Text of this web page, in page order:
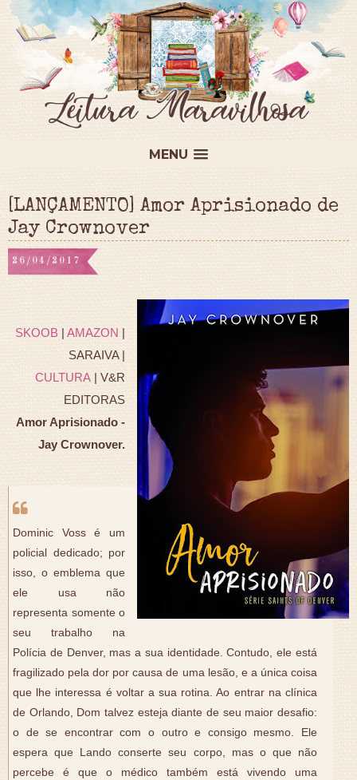
MENU
[LANÇAMENTO] Amor Aprisionado de
Jay Crownover
26/04/2017
SKOOB|AMAZON |
SARAIVA |
CULTURA| V&R
EDITORAS
Amor Aprisionado -
Jay Crownover.
Dominic Voss é um
policial dedicado; por
isso, o emblema que
ele usa não
representa somente o
seu trabalho na
Polícia de Denver, mas a sua identidade. Contudo, ele está
fragilizado pela dor por causa de uma lesão, e a única coisa
que lhe interessa é voltar a sua rotina. Ao entrar na clínica
de Orlando, Dom talvez esteja diante de seu maior desafio:
o de se encontrar com o outro e consigo mesmo. Ele
espera que Lando conserte seu corpo, mas o que não
percebe é que o médico também está vivendo uma